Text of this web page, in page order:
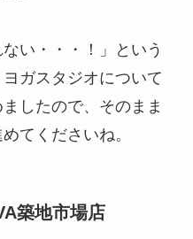
い・・・！」という
ガスタジオについて
したので、そのまま
てくださいね。
築地市場店